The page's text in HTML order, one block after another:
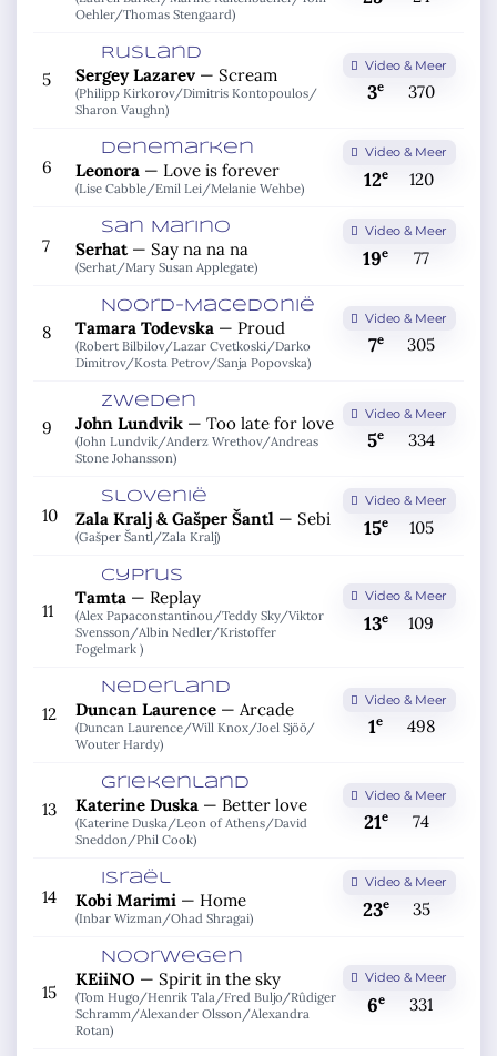
Oehler/Thomas Stengaard)
5
Rusland
Sergey Lazarev— Scream
(Philipp Kirkorov/Dimitris Kontopoulos/
Sharon Vaughn)
Video & Meer
3e 370
6
Denemarken
Leonora— Love is forever
(Lise Cabble/Emil Lei/Melanie Wehbe)
Video & Meer
12e 120
7
San Marino
Serhat— Say na na na
(Serhat/Mary Susan Applegate)
Video & Meer
19e 77
8
Noord-Macedonië
Tamara Todevska— Proud
(Robert Bilbilov/Lazar Cvetkoski/Darko
Dimitrov/Kosta Petrov/Sanja Popovska)
Video & Meer
7e 305
9
Zweden
John Lundvik— Too late for love
(John Lundvik/Anderz Wrethov/Andreas
Stone Johansson)
Video & Meer
5e 334
10
Slovenië
Zala Kralj & Gašper Šantl— Sebi
(Gašper Šantl/Zala Kralj)
Video & Meer
15e 105
11
Cyprus
Tamta— Replay
(Alex Papaconstantinou/Teddy Sky/Viktor
Svensson/Albin Nedler/Kristoffer
Fogelmark )
Video & Meer
13e 109
12
Nederland
Duncan Laurence— Arcade
(Duncan Laurence/Will Knox/Joel Sjöö/
Wouter Hardy)
Video & Meer
1e 498
13
Griekenland
Katerine Duska— Better love
(Katerine Duska/Leon of Athens/David
Sneddon/Phil Cook)
Video & Meer
21e 74
14
Israël
Kobi Marimi— Home
(Inbar Wizman/Ohad Shragai)
Video & Meer
23e 35
15
Noorwegen
KEiiNO — Spirit in the sky
(Tom Hugo/Henrik Tala/Fred Buljo/Rûdiger
Schramm/Alexander Olsson/Alexandra
Rotan)
Video & Meer
6e 331